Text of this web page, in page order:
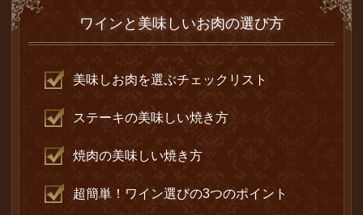
ワインと美味しいお肉の選び方
美味しお肉を選ぶチェックリスト
ステーキの美味しい焼き方
焼肉の美味しい焼き方
超簡単！ワイン選びの3つのポイント